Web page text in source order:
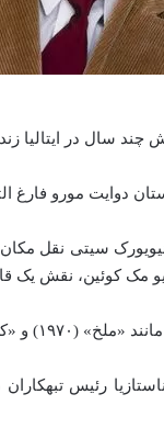
چند سال در
در اوایل دهه ۱۹۶۰ به
هانسون» (۱۹۷۲) بازی کرد.